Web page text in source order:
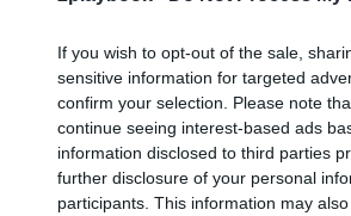
If you wish to opt-out of the sale,
sensitive information for targeted
confirm your selection. Please note
continue seeing interest-based ads
information disclosed to third parties
further disclosure of your personal
participants. This information may
Cristian García